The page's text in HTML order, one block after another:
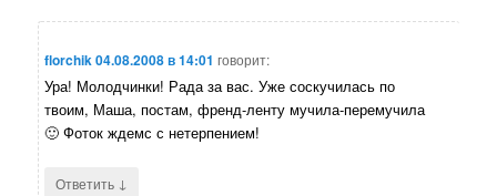
florchik04.08.2008 в 14:01 говорит:
Ура! Молодчинки! Рада за вас. Уже соскучилась по
твоим, Маша, постам, френд-ленту мучила-перемучила
🙂 Фоток ждемс с нетерпением!
Ответить ↓